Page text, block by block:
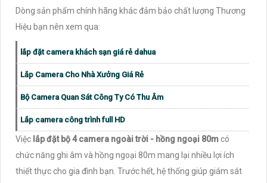
Dòng sản phẩm chính hãng khác đảm bảo chất lượng Thương
Hiệu bạn nên xem qua:
lắp đặt camera khách sạn giá rẻ dahua
Lắp Camera Cho Nhà Xưởng Giá Rẻ
Bộ Camera Quan Sát Công Ty Có Thu Âm
Lắp camera công trình full HD
Việc lắp đặt bộ 4 camera ngoài trời - hồng ngoại 80mcó
chức năng ghi âm và hồng ngoại 80m mang lại nhiều lợi ích
thiết thực cho gia đình bạn. Trước hết, hệ thống giúp giám sát